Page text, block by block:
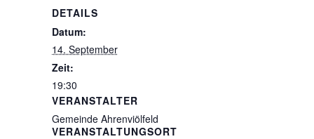
DETAILS
Datum:
14. September
Zeit:
19:30
VERANSTALTUNGSORT
VERANSTALTER
Gemeinde Ahrenviölfeld